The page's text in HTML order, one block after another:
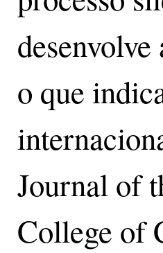
o que
Journal of
College of